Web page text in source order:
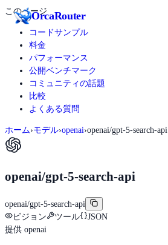
OrcaRouter
このページ
コードサンプル
料金
パフォーマンス
公開ベンチマーク
コミュニティの話題
比較
よくある質問
ホーム›モデル›openai›openai/gpt-5-search-api
openai/gpt-5-search-api
openai/gpt-5-search-api
ビジョン
ツール
JSON
提供 openai